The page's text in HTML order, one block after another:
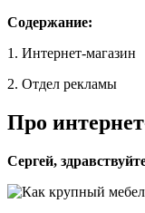
Содержание:
1. Интернет-магазин
2. Отдел рекламы
Про
Сергей,